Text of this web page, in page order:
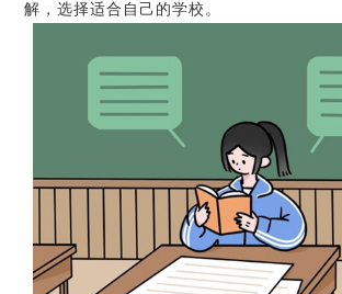
解，选择适合自己的学校。